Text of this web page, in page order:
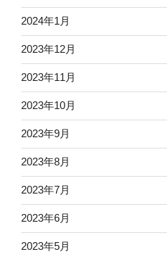
2024年1月
2023年12月
2023年11月
2023年10月
2023年9月
2023年8月
2023年7月
2023年6月
2023年5月